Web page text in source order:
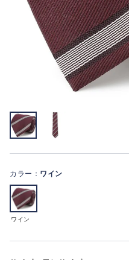
カラー： ワイン
ワイン